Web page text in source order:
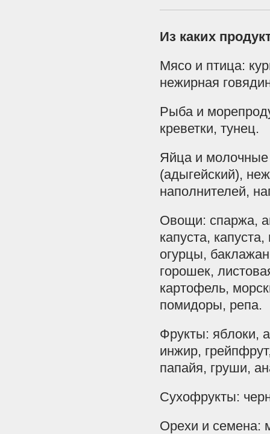
Из каких
Мясо и птица:
нежирная
Рыба и
креветки, тунец.
Яйца и
(адыгейский),
наполнителей,
Овощи: спаржа,
капуста,
огурцы,
горошек,
картофель,
помидоры, репа.
Фрукты: яблоки,
инжир,
папайя, груши,
Сухофрукты:
Орехи и семена: